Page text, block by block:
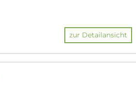
zur Detailansicht